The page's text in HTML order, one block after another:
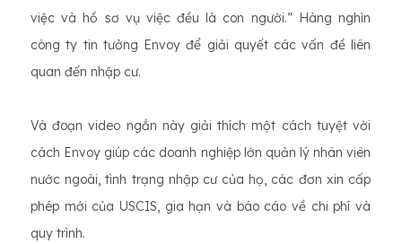
việc và hồ sơ vụ việc đều là con người.” Hàng nghìn
công ty tin tưởng Envoy để giải quyết các vấn đề liên
quan đến nhập cư.
Và đoạn video ngắn này giải thích một cách tuyệt vời
cách Envoy giúp các doanh nghiệp lớn quản lý nhân viên
nước ngoài, tình trạng nhập cư của họ, các đơn xin cấp
phép mới của USCIS, gia hạn và báo cáo về chi phí và
quy trình.